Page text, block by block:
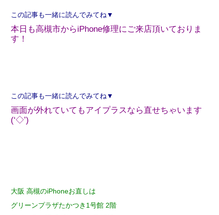
この記事も一緒に読んでみてね▼
本日も高槻市からiPhone修理にご来店頂いておりま
す！
この記事も一緒に読んでみてね▼
画面が外れていてもアイプラスなら直せちゃいます
(‘◇’)ゞ
大阪 高槻のiPhoneお直しは
グリーンプラザたかつき1号館 2階